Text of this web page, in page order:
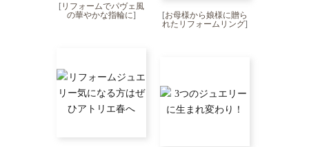
[リフォームでパヴェ風
の華やかな指輪に] [お母様から娘様に贈ら
れたリフォームリング]